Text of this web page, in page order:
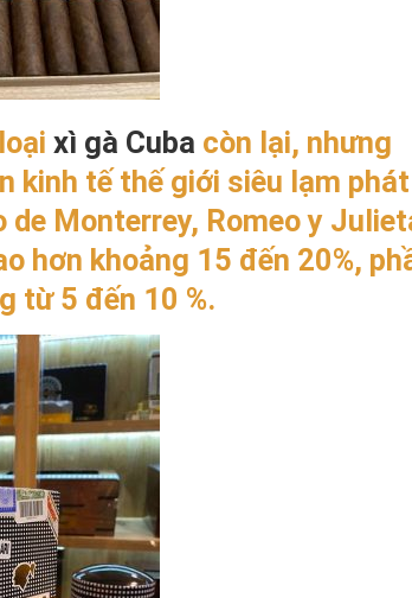
xì gà Cuba còn lại, nhưng
kinh tế thế giới siêu lạm
Monterrey, Romeo y
hơn khoảng 15 đến 20%,
từ 5 đến 10 %.